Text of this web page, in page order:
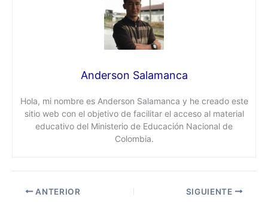
Anderson Salamanca
Hola, mi nombre es Anderson Salamanca y he creado este
sitio web con el objetivo de facilitar el acceso al material
educativo del Ministerio de Educación Nacional de
Colombia.
ANTERIOR SIGUIENTE